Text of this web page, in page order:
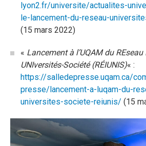
lyon2.fr/universite/actualites-
le-lancement-du-reseau-
(15 mars 2022)
« Lancement à l’UQAM du
UNIversités-Société (RÉIUNIS)« :
https://salledepresse.uqam.ca/
presse/lancement-a-luqam-du-
universites-societe-reiunis/ (15